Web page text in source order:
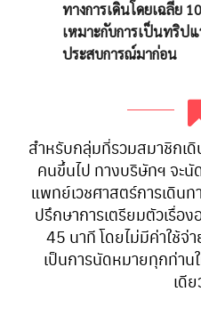
ทางการเดินโดยเฉลี่ย
เหมาะกับการเป็นทริป
ประสบการณ์มาก่อน
สำหรับกลุ่มที่รวมสมาชิกเ
คนขึ้นไป ทางบริษัทฯ จะ
แพทย์เวชศาสตร์การเดิน
ปรึกษาการเตรียมตัวเรื่อง
45 นาที โดยไม่มีค่าใช้จ่
เป็นการนัดหมายทุกท่าน
เดี